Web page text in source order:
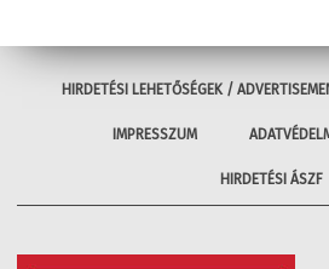
HIRDETÉSI LEHETŐSÉGEK /
IMPRESSZUM
HIRDETÉSI ÁSZF